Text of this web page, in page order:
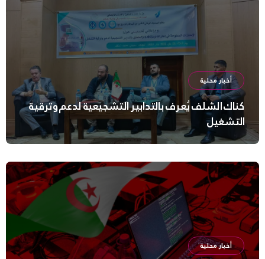
أخبار محلية
كناك الشلف يُعرف بالتدابير التشجيعية لدعم وترقية
التشغيل
أخبار محلية